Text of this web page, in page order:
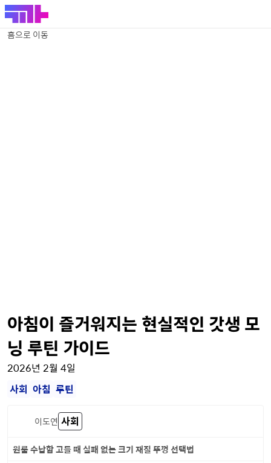
홈으로 이동
아침이 즐거워지는 현실적인 갓생 모
닝 루틴 가이드
2026년 2월 4일
사회 아침 루틴
이도연 사회
원룸 수납함 고를 때 실패 없는 크기 재질 뚜껑 선택법